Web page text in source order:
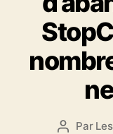
A Par